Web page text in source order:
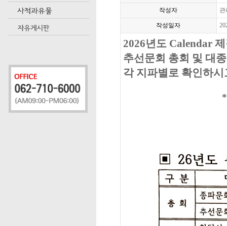
작성자 관
작성일자
2026년도 Calendar
추선문회 총회 및 대
각 지파별로 확인하
*****